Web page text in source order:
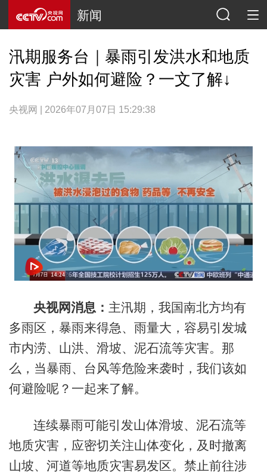
新闻
汛期服务台｜暴雨引发洪水和地质
灾害 户外如何避险？一文了解↓
央视网 | 2026年07月07日 15:29:38
央视网消息： 主汛期，我国南北方均有
多雨区，暴雨来得急、雨量大，容易引发城
市内涝、山洪、滑坡、泥石流等灾害。那
么，当暴雨、台风等危险来袭时，我们该如
何避险呢？一起来了解。
连续暴雨可能引发山体滑坡、泥石流等
地质灾害，应密切关注山体变化，及时撤离
山坡、河道等地质灾害易发区。禁止前往涉